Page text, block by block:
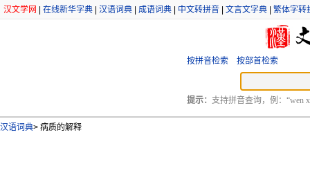
汉文学网 在线新华字典 汉语词典 成语词典 中文转拼音 文言文字典 繁体字转
按拼音检索 按部首检索
提示： 支持拼音查询，例：“wen
汉语词典> 病质的解释